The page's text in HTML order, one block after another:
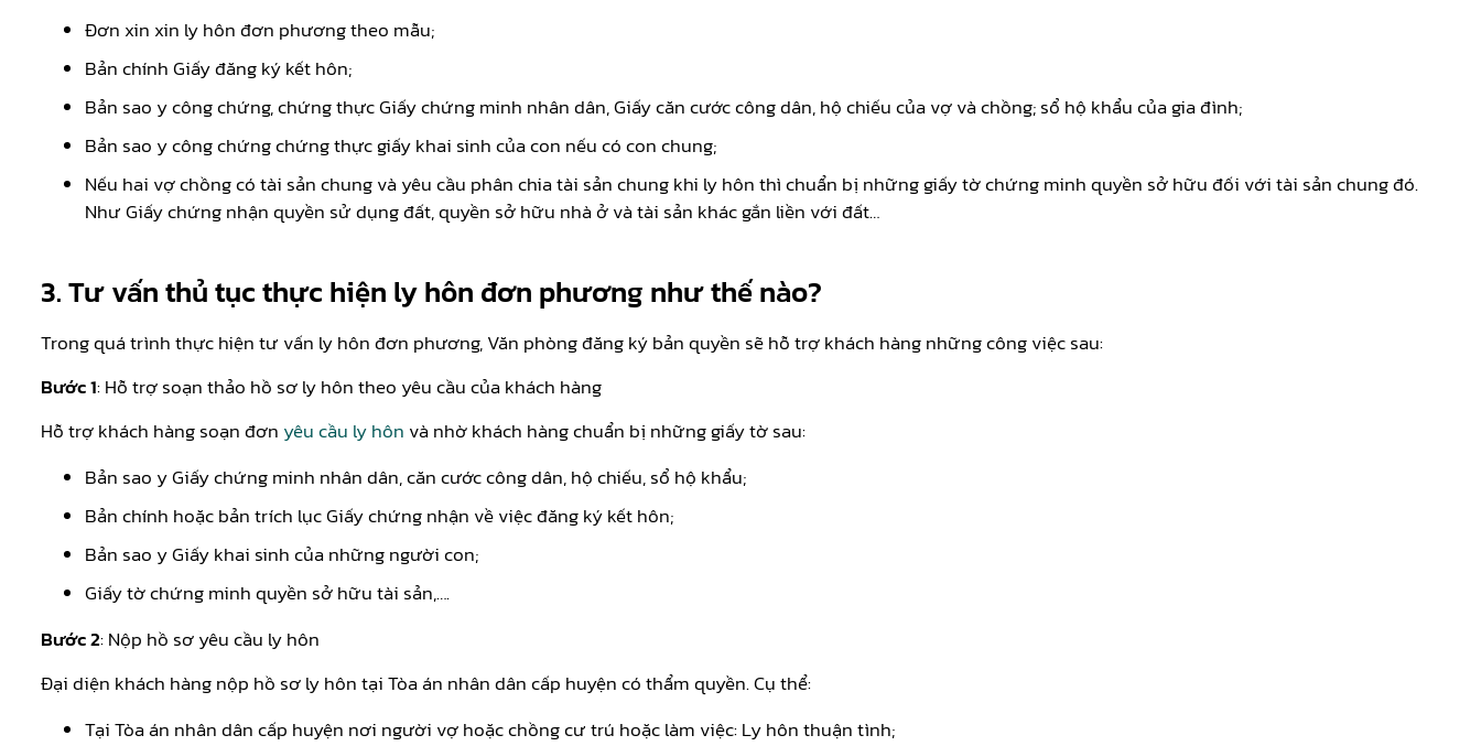
Đơn xin xin ly hôn đơn phương theo mẫu;
Bản chính Giấy đăng ký kết hôn;
Bản sao y công chứng, chứng thực Giấy chứng minh nhân dân, Giấy căn cước công dân, hộ chiếu của vợ và chồng; sổ hộ khẩu của gia đình;
Bản sao y công chứng chứng thực giấy khai sinh của con nếu có con chung;
Nếu hai vợ chồng có tài sản chung và yêu cầu phân chia tài sản chung khi ly hôn thì chuẩn bị những giấy tờ chứng minh quyền sở hữu đối với tài sản chung đó.
Như Giấy chứng nhận quyền sử dụng đất, quyền sở hữu nhà ở và tài sản khác gắn liền với đất…
3. Tư vấn thủ tục thực hiện ly hôn đơn phương như thế nào?
Trong quá trình thực hiện tư vấn ly hôn đơn phương, Văn phòng đăng ký bản quyền sẽ hỗ trợ khách hàng những công việc sau:
Bước 1: Hỗ trợ soạn thảo hồ sơ ly hôn theo yêu cầu của khách hàng
Hỗ trợ khách hàng soạn đơn yêu cầu ly hôn và nhờ khách hàng chuẩn bị những giấy tờ sau:
Bản sao y Giấy chứng minh nhân dân, căn cước công dân, hộ chiếu, sổ hộ khẩu;
Bản chính hoặc bản trích lục Giấy chứng nhận về việc đăng ký kết hôn;
Bản sao y Giấy khai sinh của những người con;
Giấy tờ chứng minh quyền sở hữu tài sản,….
Bước 2: Nộp hồ sơ yêu cầu ly hôn
Đại diện khách hàng nộp hồ sơ ly hôn tại Tòa án nhân dân cấp huyện có thẩm quyền. Cụ thể:
Tại Tòa án nhân dân cấp huyện nơi người vợ hoặc chồng cư trú hoặc làm việc: Ly hôn thuận tình;